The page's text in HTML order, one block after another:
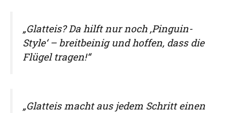
„Glatteis? Da hilft nur noch ‚Pinguin-
Style‘ – breitbeinig und hoffen, dass die
Flügel tragen!“
„Glatteis macht aus jedem Schritt einen